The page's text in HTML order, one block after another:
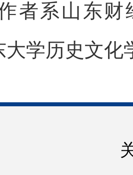
作者系山东
大学历史文化